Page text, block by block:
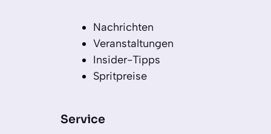
Nachrichten
Veranstaltungen
Insider-Tipps
Spritpreise
Service